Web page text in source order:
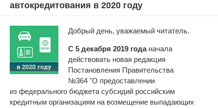
автокредитования в 2020 году
Добрый день, уважаемый читатель.
С 5 декабря 2019 годаначала
действовать новая редакция
Постановления Правительства
№364 "О предоставлении
из федерального бюджета субсидий российским
кредитным организациям на возмещение выпадающих